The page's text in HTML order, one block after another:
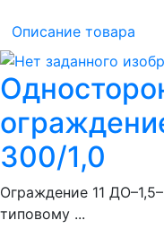
Описание товара
300/1,0
Ограждение 11
типовому ...